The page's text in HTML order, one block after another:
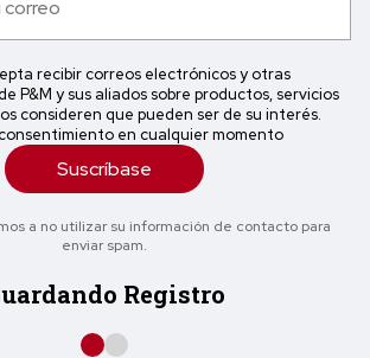
recibir correos electrónicos y otras
P&M y sus aliados sobre productos, servicios
consideren que pueden ser de su interés.
en cualquier momento
Suscríbase
a no utilizar su información de contacto para
enviar spam.
Registro